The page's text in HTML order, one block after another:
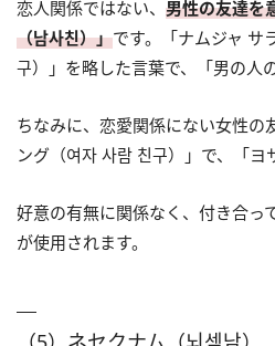
恋人関係ではない、 男性の友達を
（남사친）」です。「ナムジャ サ
구）」を略した言葉で、「男の人
ちなみに、恋愛関係にない女性の
ング（여자 사람 친구）」で、「ヨ
好意の有無に関係なく、付き合っ
が使用されます。